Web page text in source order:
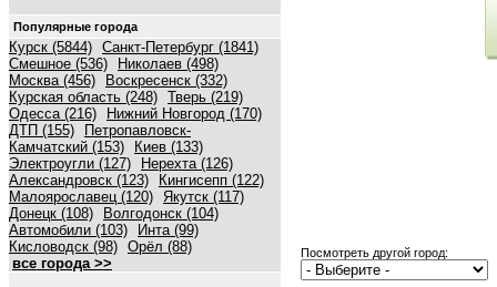
Популярные города
Курск (5844) Санкт-Петербург (1841)
Смешное (536)
Николаев (498)
Москва (456)
Воскресенск (332)
Курская область (248) Тверь (219)
Одесса (216)
Нижний Новгород (170)
ДТП (155)
Петропавловск-
Камчатский (153)
Киев (133)
Электроугли (127)
Нерехта (126)
Александровск (123)
Кингисепп (122)
Малоярославец (120) Якутск (117)
Донецк (108)
Волгодонск (104)
Автомобили (103)
Инта (99)
Кисловодск (98) Орёл (88)
все города >>
Посмотреть другой город: